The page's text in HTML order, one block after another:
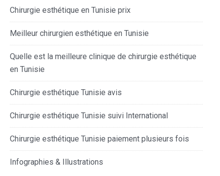
Chirurgie esthétique en Tunisie prix
Meilleur chirurgien esthétique en Tunisie
Quelle est la meilleure clinique de chirurgie esthétique
en Tunisie
Chirurgie esthétique Tunisie avis
Chirurgie esthétique Tunisie suivi International
Chirurgie esthétique Tunisie paiement plusieurs fois
Infographies & Illustrations